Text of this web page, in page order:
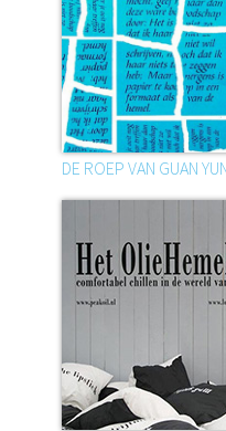
DE ROEP VAN GUAN